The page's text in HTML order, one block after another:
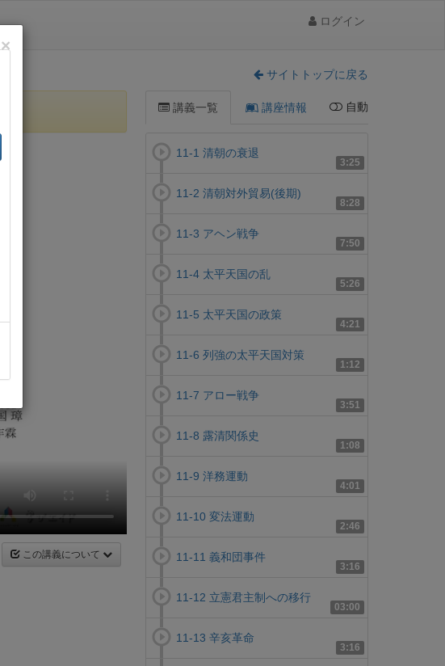
ログイン
サイトトップに戻る
この講義について
講義一覧 講座情報 自動
3:25
11-1 清朝の衰退
8:28
11-2 清朝対外貿易(後期)
7:50
11-3 アヘン戦争
5:26
11-4 太平天国の乱
4:21
11-5 太平天国の政策
1:12
11-6 列強の太平天国対策
3:51
11-7 アロー戦争
1:08
11-8 露清関係史
4:01
11-9 洋務運動
2:46
11-10 変法運動
3:16
11-11 義和団事件
03:00
11-12 立憲君主制への移行
3:16
11-13 辛亥革命
×